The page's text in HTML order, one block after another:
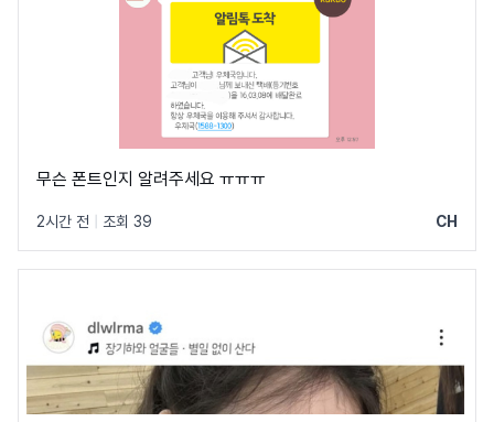
무슨 폰트인지 알려주세요 ㅠㅠㅠ
2시간 전 조회 39 CH